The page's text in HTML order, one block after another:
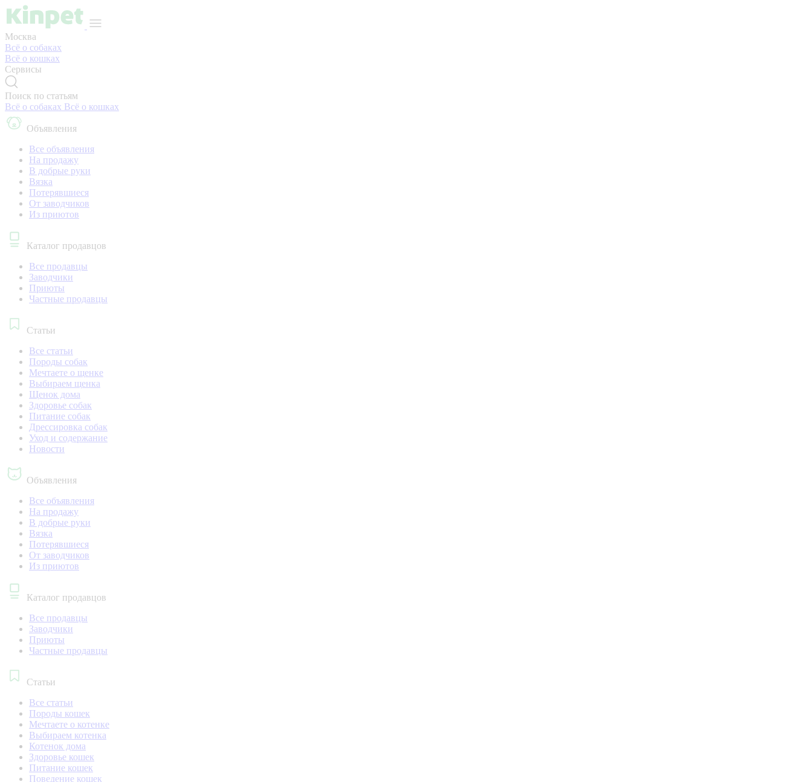
Москва
Всё о собаках
Всё о кошках
Сервисы
Поиск по статьям
Всё о собаках Всё о кошках
Объявления
Все объявления
На продажу
В добрые руки
Вязка
Потерявшиеся
От заводчиков
Из приютов
Каталог продавцов
Все продавцы
Заводчики
Приюты
Частные продавцы
Статьи
Все статьи
Породы собак
Мечтаете о щенке
Выбираем щенка
Щенок дома
Здоровье собак
Питание собак
Дрессировка собак
Уход и содержание
Новости
Объявления
Все объявления
На продажу
В добрые руки
Вязка
Потерявшиеся
От заводчиков
Из приютов
Каталог продавцов
Все продавцы
Заводчики
Приюты
Частные продавцы
Статьи
Все статьи
Породы кошек
Мечтаете о котенке
Выбираем котенка
Котенок дома
Здоровье кошек
Питание кошек
Поведение кошек